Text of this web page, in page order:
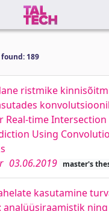
189
ristmike
Real-time Intersection
Using
03.06.2019 master's
kasutamine
analüüsiraamistik ning